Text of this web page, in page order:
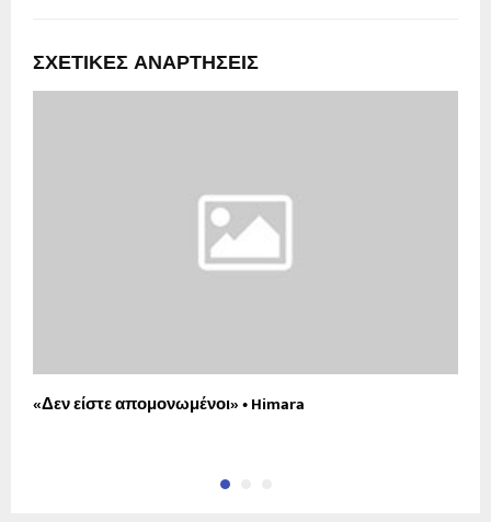
ΣΧΕΤΙΚΈΣ ΑΝΑΡΤΉΣΕΙΣ
«Δεν είστε απομονωμένοι» • Himara